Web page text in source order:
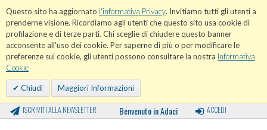
Questo sito ha aggiornato l'informativa Privacy. Invitiamo tutti gli utenti a
prenderne visione. Ricordiamo agli utenti che questo sito usa cookie di
profilazione e di terze parti. Chi sceglie di chiudere questo banner
acconsente all'uso dei cookie. Per saperne di più o per modificare le
preferenze sui cookie, gli utenti possono consultare la nostra Informativa
Cookie
Chiudi Maggiori Informazioni
ISCRIVITI ALLA NEWSLETTER Benvenuto in Adaci ACCEDI